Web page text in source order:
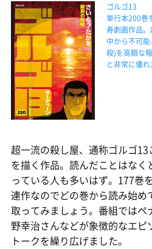
ゴルゴ13
単行本200巻
寿劇画作品
中から不可
殺)を高額な
と非常に優
超一流の殺し屋、通称ゴルゴ
を描く作品。読んだことはな
っている人も多いはず。177巻
連作なのでどの巻から読み始め
取ってみましょう。番組ではペ
野幸治さんなどが象徴的なエピ
トークを繰り広げました。